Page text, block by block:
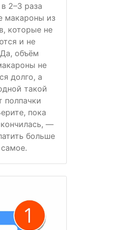
2–3 раза
макароны из
которые не
и не
объём
не
долго, а
такой
полпачки
пока
—
больше